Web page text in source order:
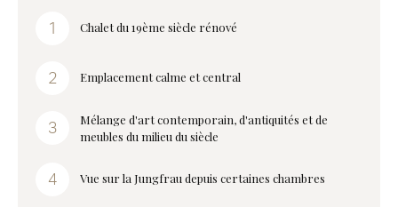
Chalet du 19ème siècle rénové
Emplacement calme et central
Mélange d'art contemporain, d'antiquités et de
meubles du milieu du siècle
Vue sur la Jungfrau depuis certaines chambres